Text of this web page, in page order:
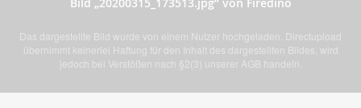
Das dargestellte Bild wurde von einem Nutzer hochgeladen. Directupload
übernimmt keinerlei Haftung für den Inhalt des dargestellten Bildes, wird
jedoch bei Verstößen nach §2(3) unserer AGB handeln.